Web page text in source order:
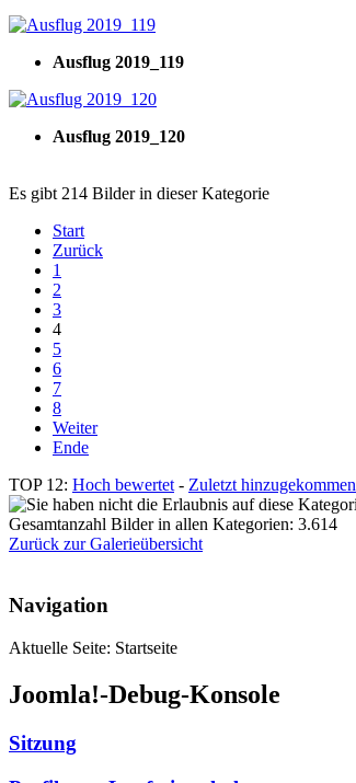
Ausflug 2019_119
Ausflug 2019_120
Es gibt 214 Bilder in dieser Kategorie
Start
Zurück
1
2
3
4
5
6
7
8
Weiter
Ende
TOP 12: Hoch bewertet - Zuletzt hinzugekommen
Gesamtanzahl Bilder in allen Kategorien: 3.614
Zurück zur Galerieübersicht
Navigation
Aktuelle Seite: Startseite
Joomla!-Debug-Konsole
Sitzung